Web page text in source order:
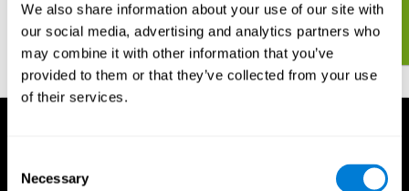
We also share information about your use of our site with
our social media, advertising and analytics partners who
may combine it with other information that you’ve
provided to them or that they’ve collected from your use
of their services.
Selection
Necessary
Comece a avaliar e treinar o seu cérebro e suas
habilidades cognitivas agora!